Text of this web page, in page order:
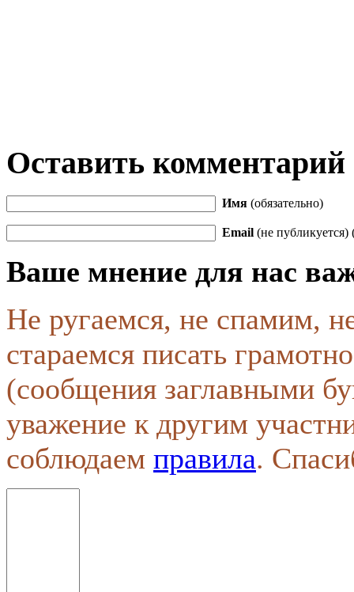
Оставить комментарий
Имя (обязательно)
Email (не публикуется)
Ваше мнение для нас
Не ругаемся, не спамим,
стараемся писать
(сообщения заглавными
уважение к другим
соблюдаем правила.